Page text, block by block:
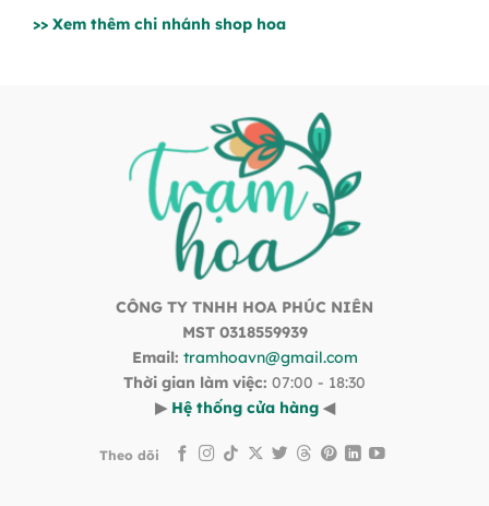
>> Xem thêm chi nhánh shop hoa
CÔNG TY TNHH HOA PHÚC NIÊN
MST 0318559939
Email: tramhoavn@gmail.com
Thời gian làm việc: 07:00 - 18:30
▶ Hệ thống cửa hàng ◀
Theo dõi